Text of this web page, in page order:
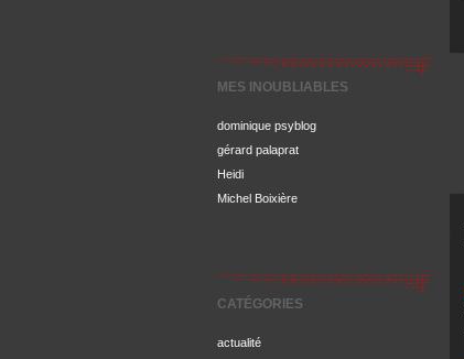
MES INOUBLIABLES
dominique psyblog
gérard palaprat
Heidi
Michel Boixière
CATÉGORIES
actualité